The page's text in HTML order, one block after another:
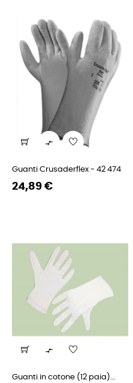

Guanti Crusaderflex - 42 474
Prezzo
Prezzo
24,89 €

Guanti in cotone (12 paia)...